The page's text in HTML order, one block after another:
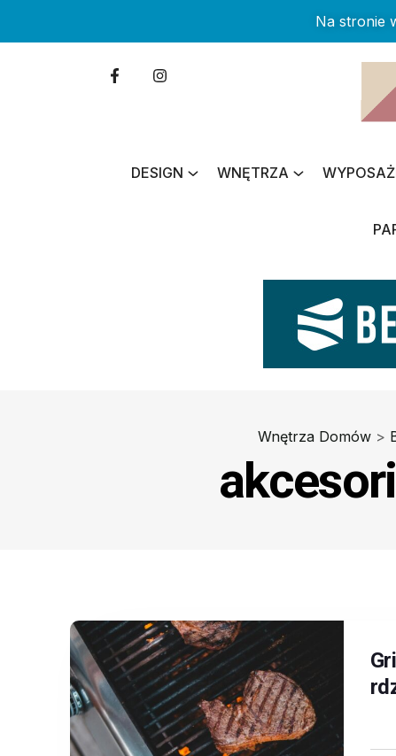
Na stronie
DESIGN WNĘTRZA
Wnętrza Domów >